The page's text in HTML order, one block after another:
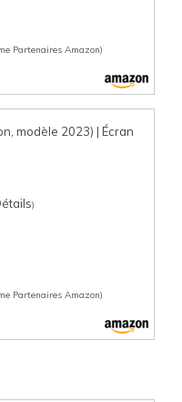
Partenaires Amazon)
modèle 2023) | Écran
)
Partenaires Amazon)